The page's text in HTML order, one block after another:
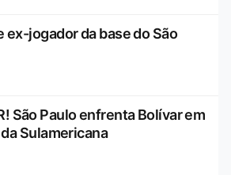
ex-jogador da base do São
São Paulo enfrenta Bolívar em
Sulamericana